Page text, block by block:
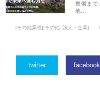
整備まで
地…
[その他業種][その他_法人・企業]
twitter facebook